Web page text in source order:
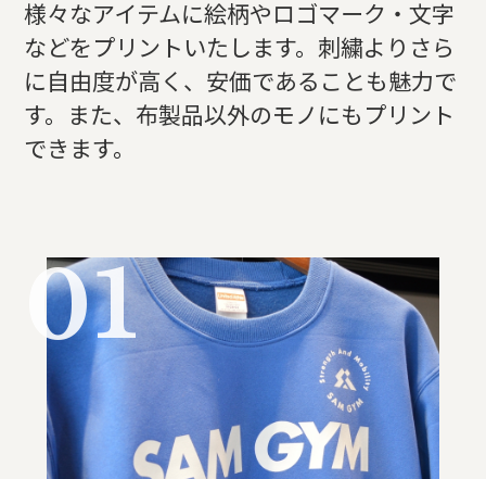
様々なアイテムに絵柄やロゴマーク・文字
などをプリントいたします。刺繍よりさら
に自由度が高く、安価であることも魅力で
す。 また、布製品以外のモノにもプリント
できます。
01